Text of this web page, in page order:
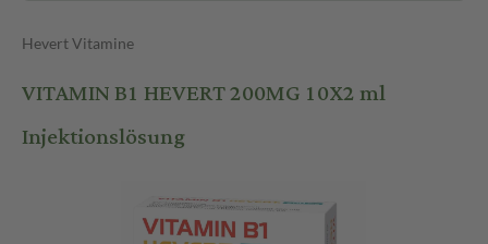
Hevert Vitamine
VITAMIN B1 HEVERT 200MG 10X2 ml
Injektionslösung